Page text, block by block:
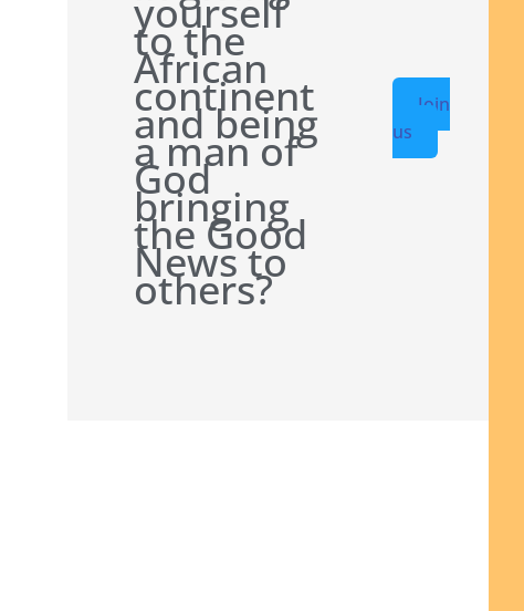
yourself
to the
African
continent
and being
a man of
God
bringing
the Good
News to
others?
Join
us